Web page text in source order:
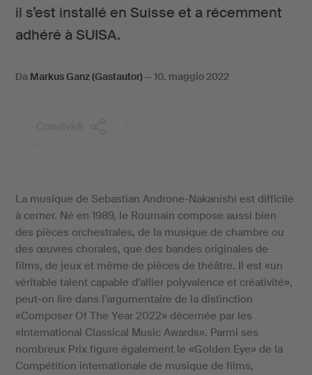
il s’est installé en Suisse et a récemment
adhéré à SUISA.
Da Markus Ganz (Gastautor)—10. maggio 2022
La musique de Sebastian Androne-Nakanishi est difficile
à cerner. Né en 1989, le Roumain compose aussi bien
des pièces orchestrales, de la musique de chambre ou
des œuvres chorales, que des bandes originales de
films, de jeux et même de pièces de théâtre. Il est «un
véritable talent capable d’allier polyvalence et créativité»,
peut-on lire dans l’argumentaire de la distinction
«Composer Of The Year 2022» décernée par les
«International Classical Music Awards». Parmi ses
nombreux Prix figure également le «Golden Eye» de la
Compétition internationale de musique de films,